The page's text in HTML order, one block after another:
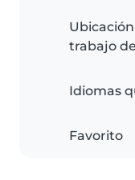
trabajo
Idiomas
Favorito